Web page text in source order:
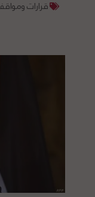
قرارات